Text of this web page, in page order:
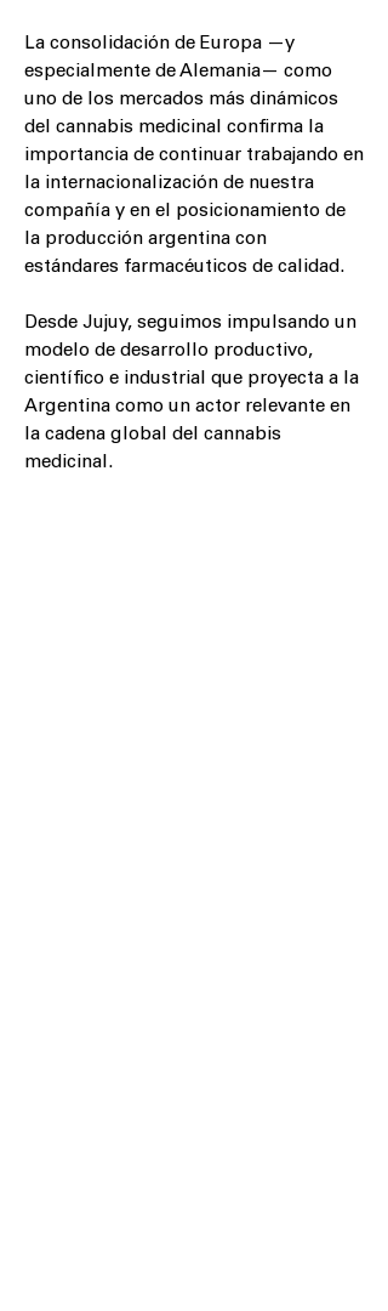
La consolidación de Europa —y
especialmente de Alemania— como
uno de los mercados más dinámicos
del cannabis medicinal confirma la
importancia de continuar trabajando en
la internacionalización de nuestra
compañía y en el posicionamiento de
la producción argentina con
estándares farmacéuticos de calidad.
Desde Jujuy, seguimos impulsando un
modelo de desarrollo productivo,
científico e industrial que proyecta a la
Argentina como un actor relevante en
la cadena global del cannabis
medicinal.